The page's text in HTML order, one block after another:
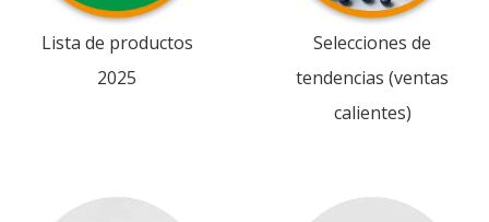
Lista de productos
2025
Selecciones de
tendencias (ventas
calientes)